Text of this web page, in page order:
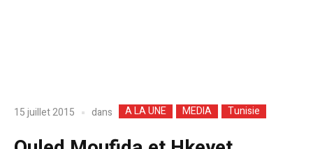
15 juillet 2015 dans A LA UNE MEDIA Tunisie